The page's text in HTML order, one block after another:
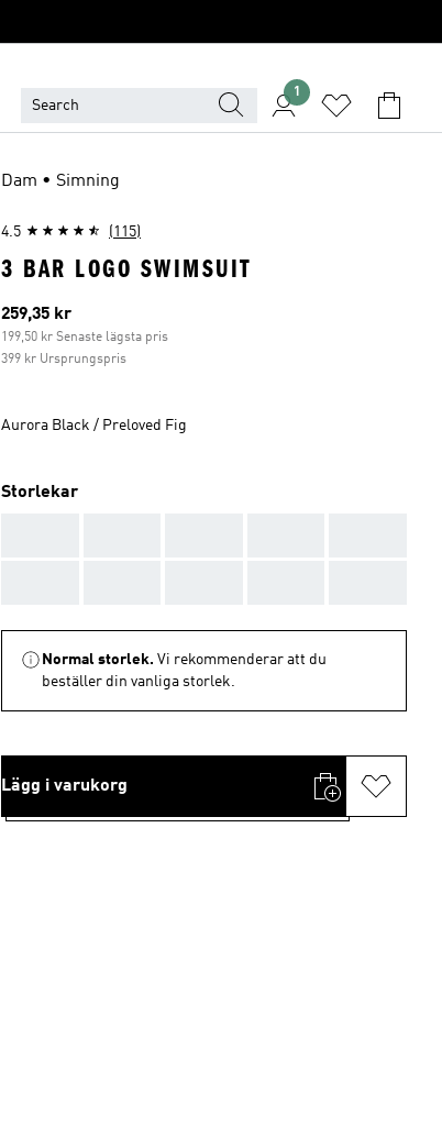
1
Dam • Simning
4.5 (115)
3 BAR LOGO SWIMSUIT
Aktuellt pris
259,35 kr
199,50 kr Senaste lägsta pris
399 kr Ursprungspris
Aurora Black / Preloved Fig
Storlekar
Normal storlek. Vi rekommenderar att du
beställer din vanliga storlek.
Lägg i varukorg